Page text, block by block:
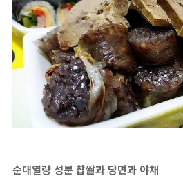
순대열량 성분 찹쌀과 당면과 야채